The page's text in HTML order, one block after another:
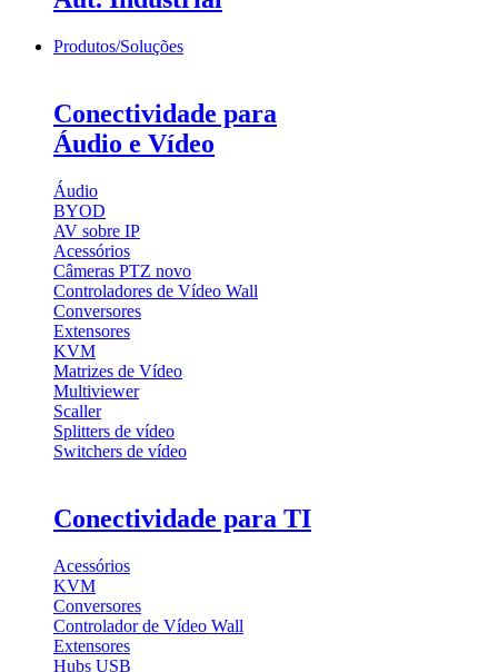
Produtos/Soluções
Conectividade para
Áudio e Vídeo
Áudio
BYOD
AV sobre IP
Acessórios
Câmeras PTZ novo
Controladores de Vídeo Wall
Conversores
Extensores
KVM
Matrizes de Vídeo
Multiviewer
Scaller
Splitters de vídeo
Switchers de vídeo
Conectividade para TI
Acessórios
KVM
Conversores
Controlador de Vídeo Wall
Extensores
Hubs USB